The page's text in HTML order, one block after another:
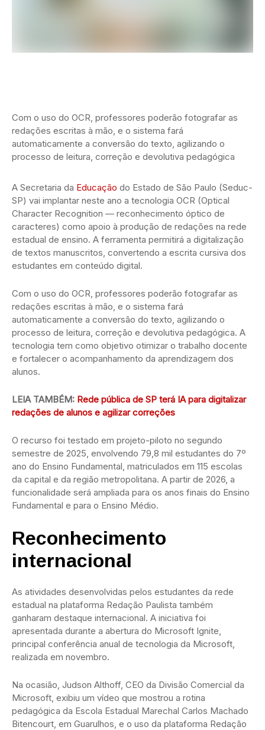
Com o uso do OCR, professores poderão fotografar as
redações escritas à mão, e o sistema fará
automaticamente a conversão do texto, agilizando o
processo de leitura, correção e devolutiva pedagógica
A Secretaria da Educação do Estado de São Paulo (Seduc-
SP) vai implantar neste ano a tecnologia OCR (Optical
Character Recognition — reconhecimento óptico de
caracteres) como apoio à produção de redações na rede
estadual de ensino. A ferramenta permitirá a digitalização
de textos manuscritos, convertendo a escrita cursiva dos
estudantes em conteúdo digital.
Com o uso do OCR, professores poderão fotografar as
redações escritas à mão, e o sistema fará
automaticamente a conversão do texto, agilizando o
processo de leitura, correção e devolutiva pedagógica. A
tecnologia tem como objetivo otimizar o trabalho docente
e fortalecer o acompanhamento da aprendizagem dos
alunos.
LEIA TAMBÉM: Rede pública de SP terá IA para digitalizar
redações de alunos e agilizar correções
O recurso foi testado em projeto-piloto no segundo
semestre de 2025, envolvendo 79,8 mil estudantes do 7º
ano do Ensino Fundamental, matriculados em 115 escolas
da capital e da região metropolitana. A partir de 2026, a
funcionalidade será ampliada para os anos finais do Ensino
Fundamental e para o Ensino Médio.
Reconhecimento
internacional
As atividades desenvolvidas pelos estudantes da rede
estadual na plataforma Redação Paulista também
ganharam destaque internacional. A iniciativa foi
apresentada durante a abertura do Microsoft Ignite,
principal conferência anual de tecnologia da Microsoft,
realizada em novembro.
Na ocasião, Judson Althoff, CEO da Divisão Comercial da
Microsoft, exibiu um vídeo que mostrou a rotina
pedagógica da Escola Estadual Marechal Carlos Machado
Bitencourt, em Guarulhos, e o uso da plataforma Redação